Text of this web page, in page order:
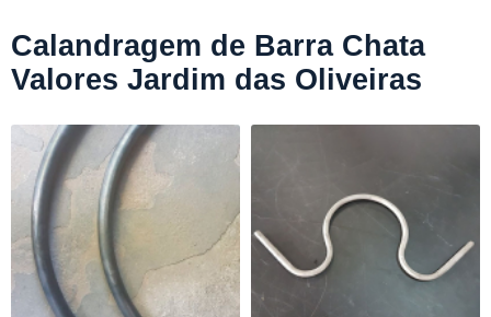
Calandragem de Barra Chata
Valores Jardim das Oliveiras